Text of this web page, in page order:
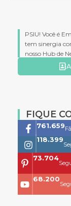
PSIU! Você é
tem sinergia
nosso Hub de
FIQUE
761.659
118.399
73.704
68.200